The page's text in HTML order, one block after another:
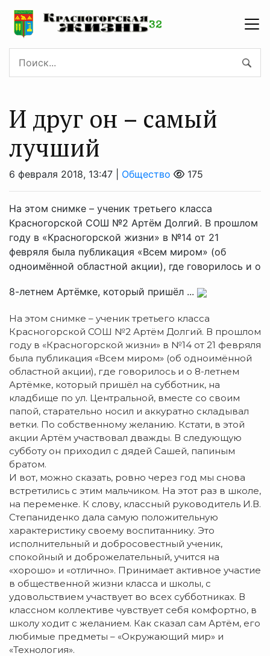
И друг он – самый
лучший
6 февраля 2018, 13:47 | Общество 175
На этом снимке – ученик третьего класса
Красногорской СОШ №2 Артём Долгий. В прошлом
году в «Красногорской жизни» в №14 от 21
февряля была публикация «Всем миром» (об
одноимённой областной акции), где говорилось и о
8-летнем Артёмке, который пришёл ...
На этом снимке – ученик третьего класса
Красногорской СОШ №2 Артём Долгий. В прошлом
году в «Красногорской жизни» в №14 от 21 февряля
была публикация «Всем миром» (об одноимённой
областной акции), где говорилось и о 8-летнем
Артёмке, который пришёл на субботник, на
кладбище по ул. Центральной, вместе со своим
папой, старательно носил и аккуратно складывал
ветки. По собственному желанию. Кстати, в этой
акции Артём участвовал дважды. В следующую
субботу он приходил с дядей Сашей, папиным
братом.
И вот, можно сказать, ровно через год мы снова
встретились с этим мальчиком. На этот раз в школе,
на переменке. К слову, классный руководитель И.В.
Степаниденко дала самую положительную
характеристику своему воспитаннику. Это
исполнительный и добросовестный ученик,
спокойный и доброжелательный, учится на
«хорошо» и «отлично». Принимает активное участие
в общественной жизни класса и школы, с
удовольствием участвует во всех субботниках. В
классном коллективе чувствует себя комфортно, в
школу ходит с желанием. Как сказал сам Артём, его
любимые предметы – «Окружающий мир» и
«Технология».